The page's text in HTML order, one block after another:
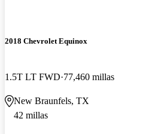
2018 Chevrolet Equinox
1.5T LT FWD 77,460 millas
New Braunfels, TX
42 millas